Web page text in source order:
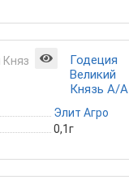
Годеция
Великий
Князь А/А
Элит Агро
0,1г